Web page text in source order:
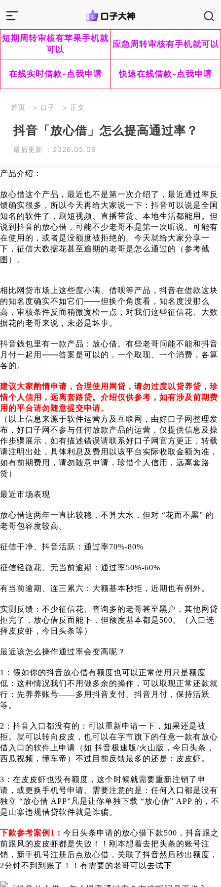
短期周转审核有苹果手机就
可以
应急周转审核有手机就可以
在线实时借款-点我申请 快速在线借款-点我申请
首页 > 口子 > 正文
抖音「放心借」怎么提高通过率？
最后更新 ：2026.05.06
产品介绍：
放心借这个产品，最近也不是第一次介绍了，最近通过率反
馈确实很多，所以今天再给大家说一下：抖音可以说是全国
知名的软件了，刷短视频、直播带货、本地生活都能用。但
说到抖音的放心借，可能不少老哥不是第一次听说。可能有
在使用的，或者是没额度被拒绝的。今天就给大家分享一
下，征信大数据花甚至逾期的老哥是怎么通过的（参考截
图）。
相比网贷市场上这些度小满、借呗等产品，抖音在借款这块
的知名度确实不如它们——但换个角度看，知名度没那么
高，审核条件反而稍微宽松一点，对我们这些征信花、大数
据花的老哥来说，未必是坏事。
抖音钱包里有一款产品：放心借。有些老哥问能不能和抖音
月付一起用——答案是可以的，一个取现、一个消费，各算
各的。
建议大家酌情申请，合理使用网贷，请勿过度以贷养贷，珍
惜个人信用，远离套路贷。介绍仅供参考，如有涉及前期费
用的平台请勿随意提交申请。
（以上信息来源于软件运营方及互联网，由好口子网整理发
布，好口子网不参与任何放款产品的运营，仅提供信息及操
作步骤展示，如有描述错误请联系好口子网官方更正，转载
请注明出处，具体利息及费用以该平台实际收取金额为准，
如有前期费用，请勿随意申请，珍惜个人信用，远离套路
贷）
最近市场表现
放心借这两年一直比较稳，不算大水，但对 “花而不黑” 的
老哥包容度较高。
征信干净、抖音活跃：通过率70%-80%
征信轻微花、无当前逾期：通过率50%-60%
有当前逾期、连三累六：大额基本秒拒，近期也有例外。
实测反馈：不少征信花、查询多的老哥甚至黑户，其他网贷
拒完了，放心借反而能下，但额度基本都是500。（入口选
择皮皮虾，今日头条等）
最近该怎么操作通过率会变高呢？
1：假如你的抖音放心借有额度也可以正常使用只是额度
低：这种情况我们不用做多余的操作，可以取现正常还款就
行：先养养账号——多用抖音支付、抖音月付，保持活跃
等。
2：抖音入口都没有的：可以重新申请一下，如果还是被
拒。就可以转向皮皮，也可以在字节旗下的任意一款有放心
借入口的软件上申请（如 抖音极速版/火山版，今日头条，
西瓜视频，懂车帝）不过目前反馈最多的还是：皮皮虾。
3：在皮皮虾也没有额度，这个时候就需要重新注销了申
请，或更换手机号申请。需要注意的是：任何入口都是没有
独立 “放心借 APP”凡是让你单独下载 “放心借” APP 的，不
是山寨违规借贷软件就是诈骗。
下款参考案例1： 今日头条申请的放心借下款500，抖音跟之
前跟风的皮皮虾都是失败！！刚本想着去把头条的账号注
销，新手机号注册后点放心借，关联了抖音然后秒出额度，
2分钟不到到账了！！有需要的老哥可以去试下